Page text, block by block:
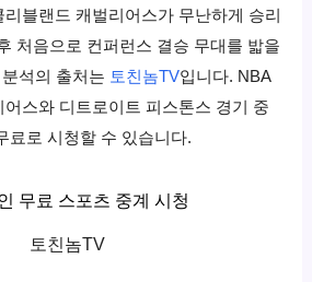
블랜드 캐벌리어스가 무난하게 승리
처음으로 컨퍼런스 결승 무대를 밟을
석의 출처는 토친놈TV입니다. NBA
스와 디트로이트 피스톤스 경기 중
료로 시청할 수 있습니다.
무료 스포츠 중계 시청
토친놈TV